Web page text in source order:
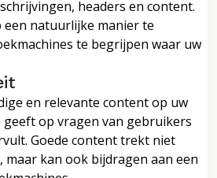
headers en content.
natuurlijke manier te
te begrijpen waar uw
en relevante content op uw
op vragen van gebruikers
Goede content trekt niet
maar kan ook bijdragen aan een